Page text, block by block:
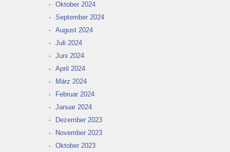
Oktober 2024
September 2024
August 2024
Juli 2024
Juni 2024
April 2024
März 2024
Februar 2024
Januar 2024
Dezember 2023
November 2023
Oktober 2023